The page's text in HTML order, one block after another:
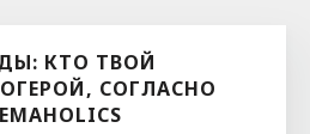
КТО ТВОЙ
СОГЛАСНО